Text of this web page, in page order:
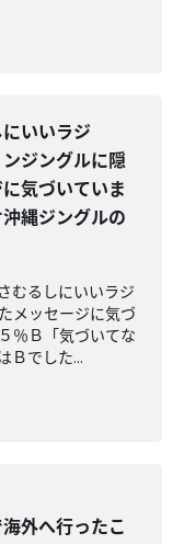
いいラジ
ジングルに隠
気づいていま
縄ジングルの
むるしにいいラジ
メッセージに気づ
％Ｂ「気づいてな
Ｂでした...
海外へ行ったこ